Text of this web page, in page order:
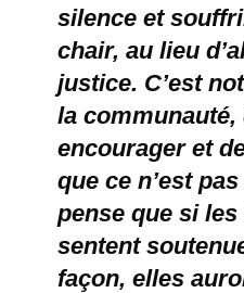
silence et
chair, au lieu
justice. C’est
la communauté,
encourager et
que ce n’est
pense que si
sentent
façon, elles